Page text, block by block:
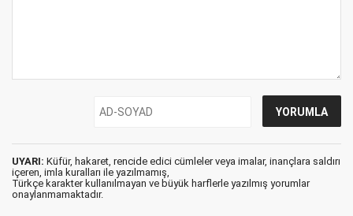
UYARI: Küfür, hakaret, rencide edici cümleler veya imalar, inançlara saldırı
içeren, imla kuralları ile yazılmamış,
Türkçe karakter kullanılmayan ve büyük harflerle yazılmış yorumlar
onaylanmamaktadır.